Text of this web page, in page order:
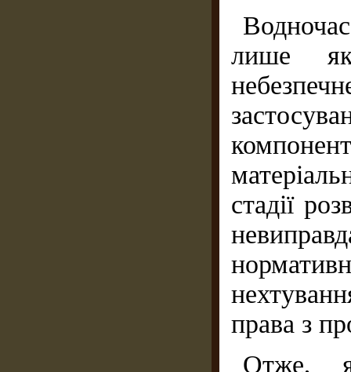
лише
стадії
права з
Отже,